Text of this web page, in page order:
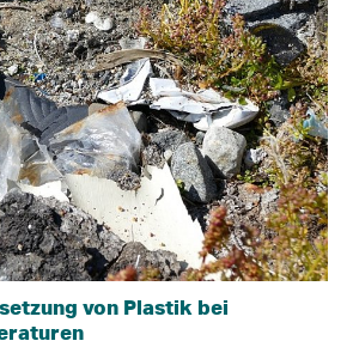
von Plastik bei